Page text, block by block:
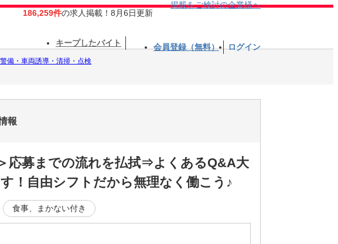
186,259件の求人掲載！8月6日更新
掲載をご検討の企業様へ
キープしたバイト 会員登録（無料） ログイン
備・車両誘導・清掃・点検
報
応募までの流れを払拭⇒よくあるQ&A大
！自由シフトだから無理なく働こう♪
食事、まかない付き